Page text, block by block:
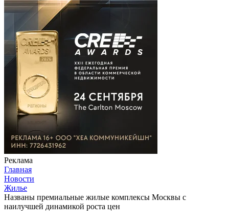
Реклама
Главная
Новости
Жилье
Названы премиальные жилые комплексы Москвы с
наилучшей динамикой роста цен